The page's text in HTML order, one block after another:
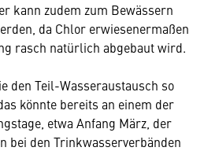
kann zudem zum Bewässern
da Chlor erwiesenermaßen
rasch natürlich abgebaut wird.
den Teil-Wasseraustausch so
könnte bereits an einem der
etwa Anfang März, der
bei den Trinkwasserverbänden